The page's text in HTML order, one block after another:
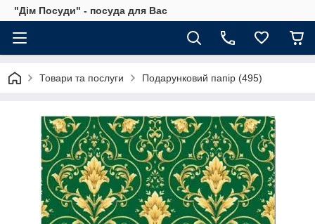
"Дім Посуди" - посуда для Вас
Товари та послуги Подарунковий папір (495)